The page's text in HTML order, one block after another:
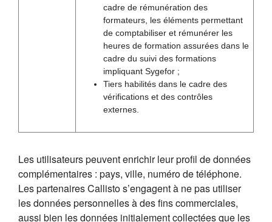
cadre de rémunération des
formateurs, les éléments permettant
de comptabiliser et rémunérer les
heures de formation assurées dans le
cadre du suivi des formations
impliquant Sygefor ;
Tiers habilités dans le cadre des
vérifications et des contrôles
externes.
Les utilisateurs peuvent enrichir leur profil de données
complémentaires : pays, ville, numéro de téléphone.
Les partenaires Callisto s’engagent à ne pas utiliser
les données personnelles à des fins commerciales,
aussi bien les données initialement collectées que les